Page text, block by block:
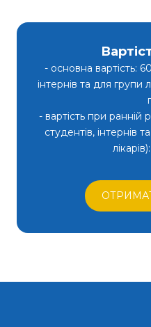
- основна вартість:
інтернів та для групи
- вартість при ранній
студентів, інтернів